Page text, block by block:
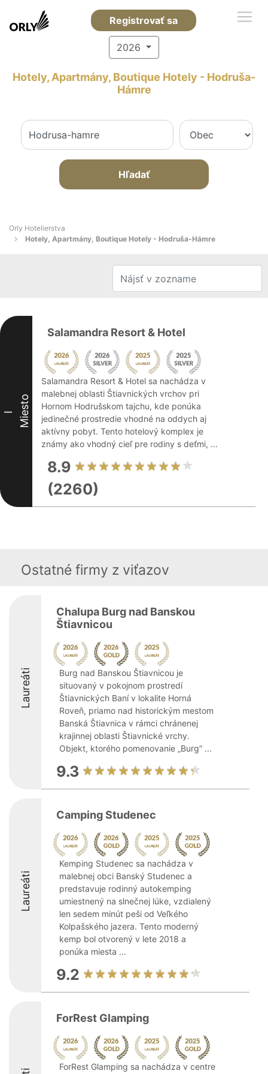
Registrovať sa
2026
Hotely, Apartmány, Boutique Hotely - Hodruša-
Hámre
Hľadať
Orly Hotelierstva
Hotely, Apartmány, Boutique Hotely - Hodruša-Hámre
I Miesto
Salamandra Resort & Hotel
Salamandra Resort & Hotel sa nachádza v
malebnej oblasti Štiavnických vrchov pri
Hornom Hodrušskom tajchu, kde ponúka
jedinečné prostredie vhodné na oddych aj
aktívny pobyt. Tento hotelový komplex je
známy ako vhodný cieľ pre rodiny s deťmi, ...
8.9
(2260)
Ostatné firmy z viťazov
Laureáti
Chalupa Burg nad Banskou
Štiavnicou
Burg nad Banskou Štiavnicou je
situovaný v pokojnom prostredí
Štiavnických Baní v lokalite Horná
Roveň, priamo nad historickým mestom
Banská Štiavnica v rámci chránenej
krajinnej oblasti Štiavnické vrchy.
Objekt, ktorého pomenovanie „Burg“ ...
9.3
Laureáti
Camping Studenec
Kemping Studenec sa nachádza v
malebnej obci Banský Studenec a
predstavuje rodinný autokemping
umiestnený na slnečnej lúke, vzdialený
len sedem minút peši od Veľkého
Kolpašského jazera. Tento moderný
kemp bol otvorený v lete 2018 a
ponúka miesta ...
9.2
ForRest Glamping
ForRest Glamping sa nachádza v centre